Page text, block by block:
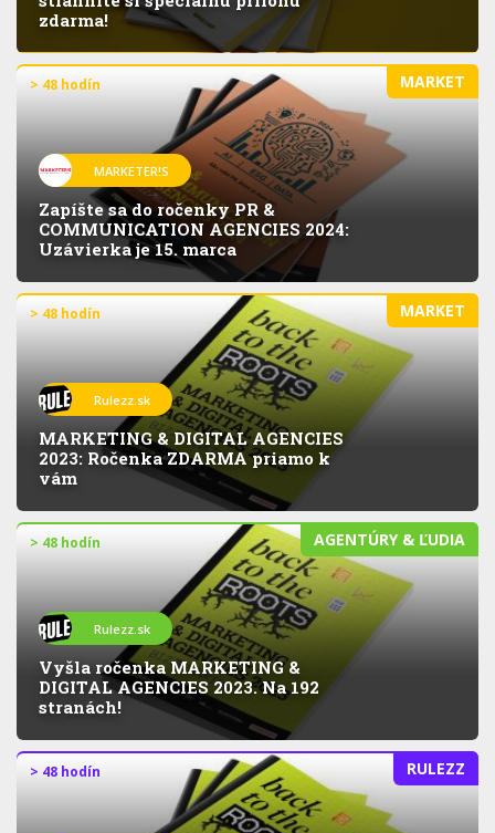
zdarma!
MARKET
> 48 hodín
MARKETER!S
Zapíšte sa do ročenky PR &
COMMUNICATION AGENCIES 2024:
Uzávierka je 15. marca
MARKET
> 48 hodín
Rulezz.sk
MARKETING & DIGITAL AGENCIES
2023: Ročenka ZDARMA priamo k
vám
AGENTÚRY & ĽUDIA
> 48 hodín
Rulezz.sk
Vyšla ročenka MARKETING &
DIGITAL AGENCIES 2023. Na 192
stranách!
RULEZZ
> 48 hodín